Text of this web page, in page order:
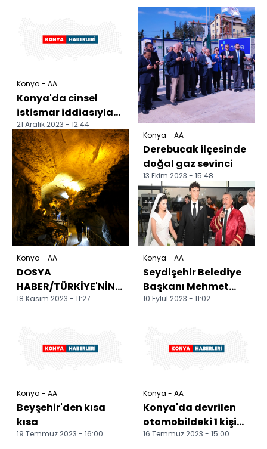
Konya - AA
Konya'da cinsel
istismar iddiasıyla
yargılanan sanığa 31
yıl 3 ay hapis cez...
21 Aralık 2023 - 12:44
Konya - AA
DOSYA
HABER/TÜRKİYE'NİN
MAĞARALARI -
18 Kasım 2023 - 11:27
Konya - AA
Derebucak ilçesinde
doğal gaz sevinci
13 Ekim 2023 - 15:48
Konya - AA
Seydişehir Belediye
Başkanı Mehmet
Tutal oğlunun
10 Eylül 2023 - 11:02
Konya - AA
Beyşehir'den kısa
kısa
19 Temmuz 2023 - 16:00
Konya - AA
Konya'da devrilen
otomobildeki 1 kişi
öldü, 2 kişi yaralandı
16 Temmuz 2023 - 15:00